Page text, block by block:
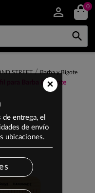
0

STREET Barba y Bigote
para Barba & Bigote
×
entrega, el
de envío
ubicaciones.